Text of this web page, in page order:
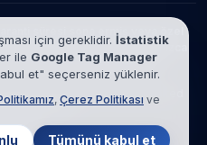
süresi sona ermiş veya özel
verilir. Marka adları yalnızca
ilişkisi bulunmamaktadır.
Sanayi Ve Ticaret Limited
saklıdır.
Şartları
için gereklidir. İstatistik
ile Google Tag Manager
et" seçerseniz yüklenir.
, Çerez Politikası ve
Tümünü kabul et